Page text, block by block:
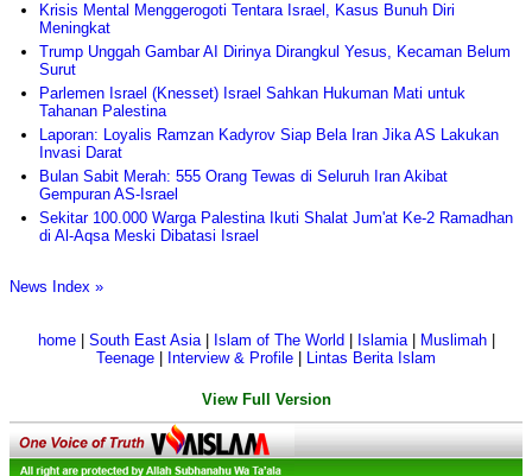
Krisis Mental Menggerogoti Tentara Israel, Kasus Bunuh Diri
Meningkat
Trump Unggah Gambar AI Dirinya Dirangkul Yesus, Kecaman Belum
Surut
Parlemen Israel (Knesset) Israel Sahkan Hukuman Mati untuk
Tahanan Palestina
Laporan: Loyalis Ramzan Kadyrov Siap Bela Iran Jika AS Lakukan
Invasi Darat
Bulan Sabit Merah: 555 Orang Tewas di Seluruh Iran Akibat
Gempuran AS-Israel
Sekitar 100.000 Warga Palestina Ikuti Shalat Jum'at Ke-2 Ramadhan
di Al-Aqsa Meski Dibatasi Israel
News Index »
home| South East Asia| Islam of The World Islamia| Muslimah|
Teenage
Interview & Profile Lintas Berita Islam
View Full Version